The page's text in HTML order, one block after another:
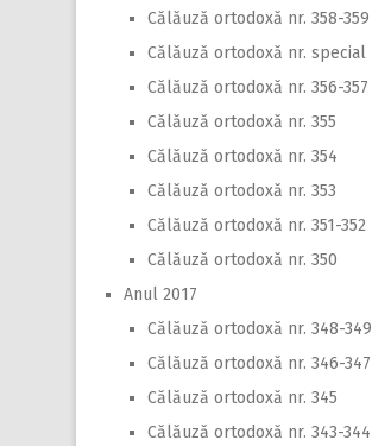
Călăuză ortodoxă nr. 358-359
Călăuză ortodoxă nr. special
Călăuză ortodoxă nr. 356-357
Călăuză ortodoxă nr. 355
Călăuză ortodoxă nr. 354
Călăuză ortodoxă nr. 353
Călăuză ortodoxă nr. 351-352
Călăuză ortodoxă nr. 350
Anul 2017
Călăuză ortodoxă nr. 348-349
Călăuză ortodoxă nr. 346-347
Călăuză ortodoxă nr. 345
Călăuză ortodoxă nr. 343-344